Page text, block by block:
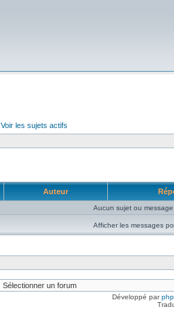
Voir les sujets actifs
Auteur
Aucun sujet ou
Afficher les messages
Développé par